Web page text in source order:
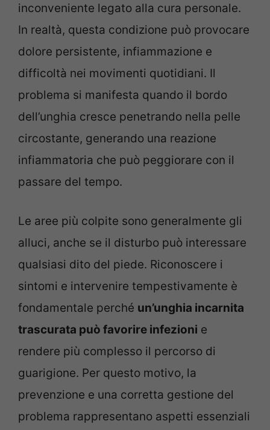
inconveniente legato alla cura personale.
In realtà, questa condizione può provocare
dolore persistente, infiammazione e
difficoltà nei movimenti quotidiani. Il
problema si manifesta quando il bordo
dell’unghia cresce penetrando nella pelle
circostante, generando una reazione
infiammatoria che può peggiorare con il
passare del tempo.
Le aree più colpite sono generalmente gli
alluci, anche se il disturbo può interessare
qualsiasi dito del piede. Riconoscere i
sintomi e intervenire tempestivamente è
fondamentale perché un’unghia incarnita
trascurata può favorire infezioni e
rendere più complesso il percorso di
guarigione. Per questo motivo, la
prevenzione e una corretta gestione del
problema rappresentano aspetti essenziali